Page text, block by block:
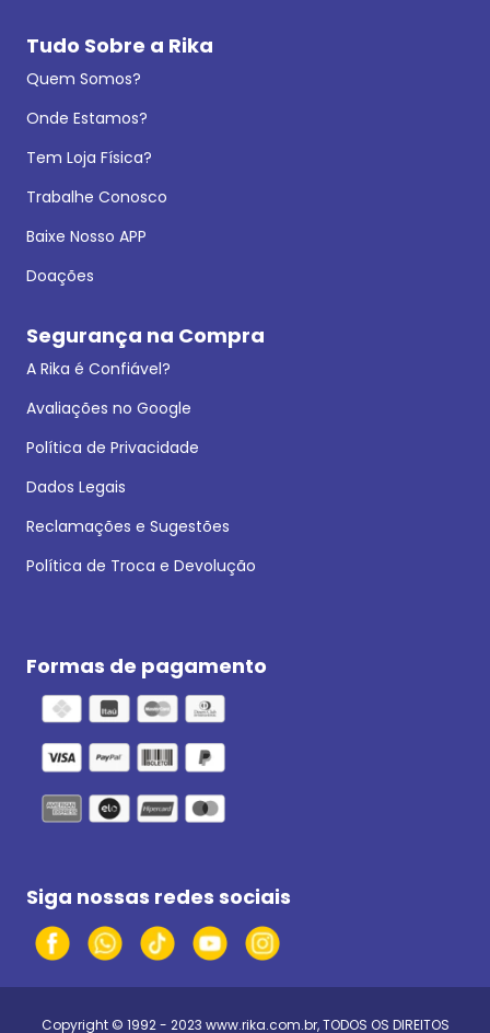
Tudo Sobre a Rika
Quem Somos?
Onde Estamos?
Tem Loja Física?
Trabalhe Conosco
Baixe Nosso APP
Doações
Segurança na Compra
A Rika é Confiável?
Avaliações no Google
Política de Privacidade
Dados Legais
Reclamações e Sugestões
Política de Troca e Devolução
Formas de pagamento
Siga nossas redes sociais
Copyright © 1992 - 2023 www.rika.com.br, TODOS OS DIREITOS